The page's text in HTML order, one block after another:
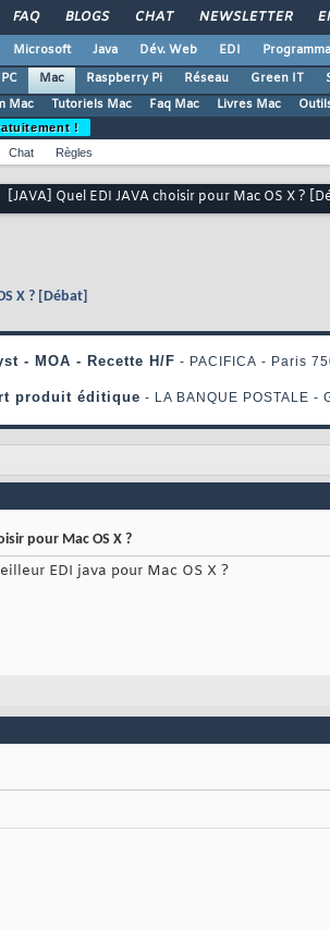
FAQ BLOGS CHAT NEWSLETTER
Microsoft Java Dév. Web EDI
Mac Raspberry Pi Réseau Green IT
Mac
Tutoriels Mac Faq Mac Livres Mac
!
Chat Règles
[JAVA] Quel EDI JAVA choisir pour Mac OS X ?
X ? [Débat]
pour Mac OS X ?
EDI java pour Mac OS X ?